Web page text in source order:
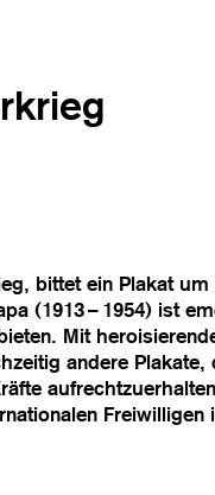
bittet ein Plakat
(1913 – 1954) ist
Mit
andere